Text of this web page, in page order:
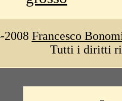
2008 Francesco
Tutti i diritti